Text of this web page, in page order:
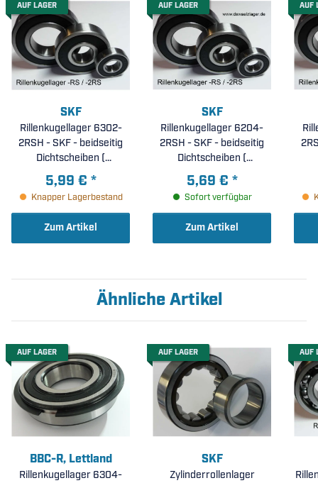
AUF LAGER
SKF
Rillenkugellager 6302-
2RSH - SKF - beidseitig
Dichtscheiben (
15x42x13mm )
5,99 € *
Knapper Lagerbestand
Zum Artikel
AUF LAGER
SKF
Rillenkugellager 6204-
2RSH - SKF - beidseitig
Dichtscheiben (
20x47x14mm )
5,69 € *
Sofort verfügbar
Zum Artikel
AUF
Ähnliche Artikel
AUF LAGER
BBC-R, Lettland
Rillenkugellager 6304-
AUF LAGER
SKF
Zylinderrollenlager
AUF